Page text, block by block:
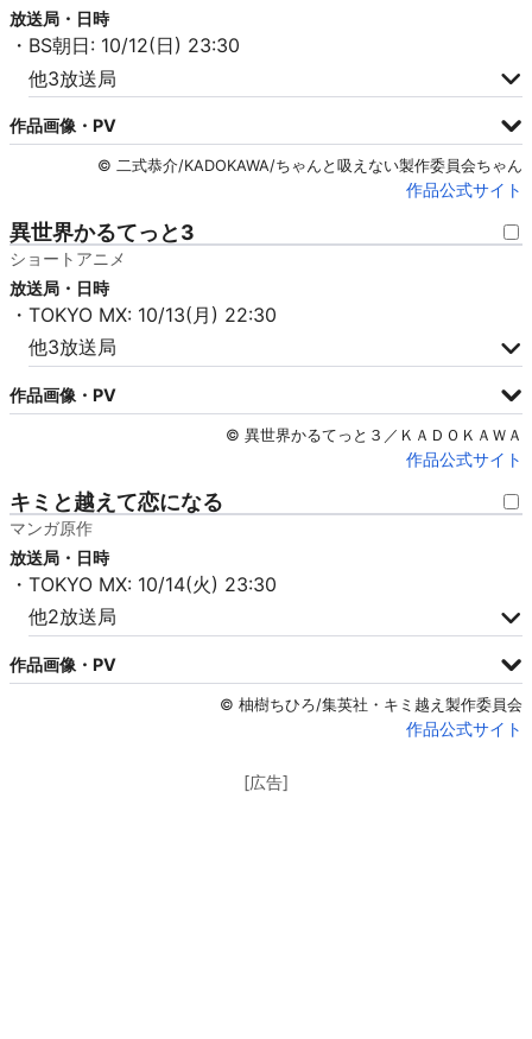
放送局・日時
・BS朝日: 10/12(日) 23:30
他3放送局
作品画像・PV
© 二式恭介/KADOKAWA/ちゃんと吸えない製作委員会ちゃん
作品公式サイト
異世界かるてっと3
ショートアニメ
放送局・日時
・TOKYO MX: 10/13(月) 22:30
他3放送局
作品画像・PV
© 異世界かるてっと３／ＫＡＤＯＫＡＷＡ
作品公式サイト
キミと越えて恋になる
マンガ原作
放送局・日時
・TOKYO MX: 10/14(火) 23:30
他2放送局
作品画像・PV
© 柚樹ちひろ/集英社・キミ越え製作委員会
作品公式サイト
[広告]